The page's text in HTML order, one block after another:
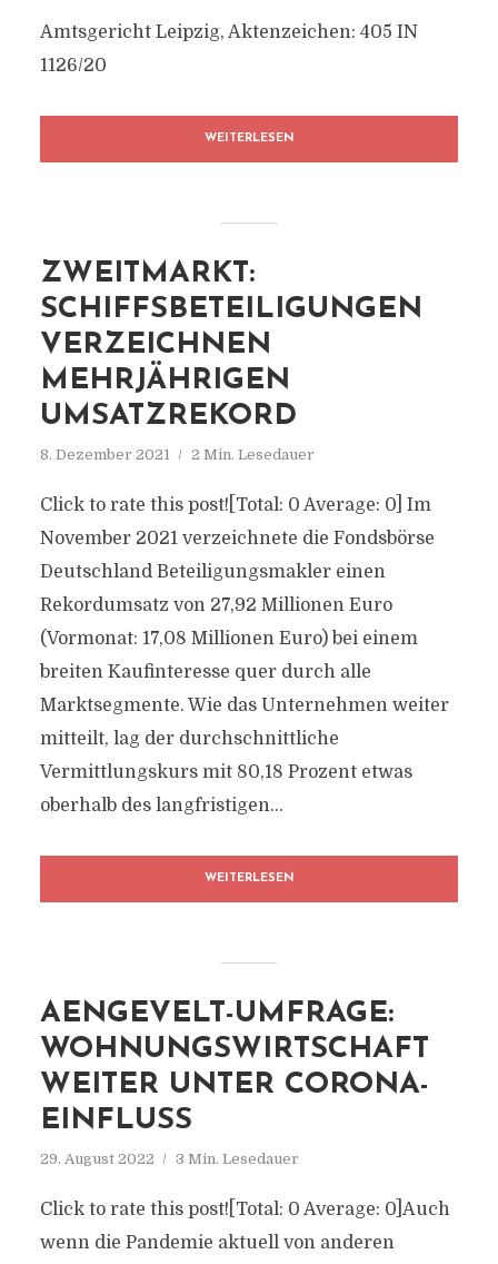
Amtsgericht Leipzig, Aktenzeichen: 405 IN
1126/20
WEITERLESEN
ZWEITMARKT:
SCHIFFSBETEILIGUNGEN
VERZEICHNEN
MEHRJÄHRIGEN
UMSATZREKORD
8. Dezember 2021 2 Min. Lesedauer
Click to rate this post![Total: 0 Average: 0] Im
November 2021 verzeichnete die Fondsbörse
Deutschland Beteiligungsmakler einen
Rekordumsatz von 27,92 Millionen Euro
(Vormonat: 17,08 Millionen Euro) bei einem
breiten Kaufinteresse quer durch alle
Marktsegmente. Wie das Unternehmen weiter
mitteilt, lag der durchschnittliche
Vermittlungskurs mit 80,18 Prozent etwas
oberhalb des langfristigen...
WEITERLESEN
AENGEVELT-UMFRAGE:
WOHNUNGSWIRTSCHAFT
WEITER UNTER CORONA-
EINFLUSS
29. August 2022 3 Min. Lesedauer
Click to rate this post![Total: 0 Average: 0]Auch
wenn die Pandemie aktuell von anderen